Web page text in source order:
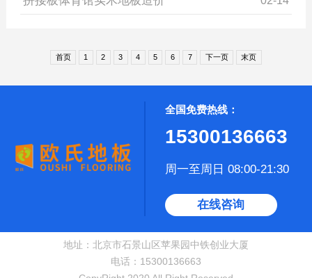
首页 1 2 3 4 5 6 7 下一页 末页
全国免费热线：
15300136663
周一至周日 08:00-21:30
在线咨询
地址：北京市石景山区苹果园中铁创业大厦
电话：15300136663